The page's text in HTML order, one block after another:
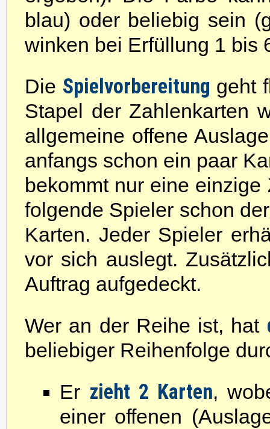
blau) oder beliebig sein
winken bei Erfüllung 1 bis
Die Spielvorbereitung geht
Stapel der Zahlenkarten
allgemeine offene
anfangs schon ein paar
bekommt nur eine
folgende Spieler schon
Karten. Jeder Spieler
vor sich auslegt.
Auftrag aufgedeckt.
Wer an der Reihe ist, hat
beliebiger Reihenfolge
Er zieht 2 Karten,
einer offenen